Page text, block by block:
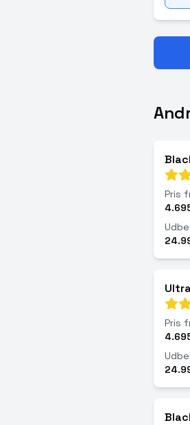
Pris
Pris